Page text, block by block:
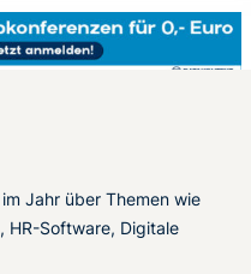
Jahr über Themen wie
HR-Software, Digitale